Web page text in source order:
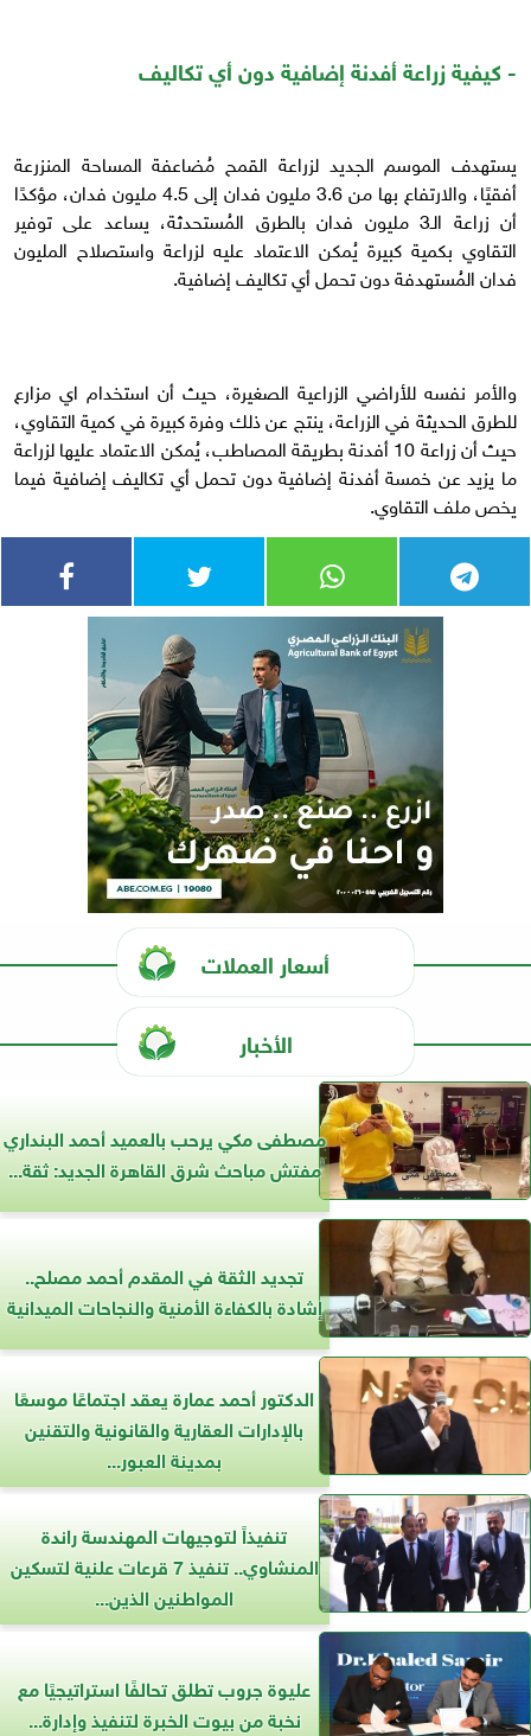
- كيفية زراعة أفدنة إضافية دون أي تكاليف
يستهدف الموسم الجديد لزراعة القمح مُضاعفة المساحة المنزرعة
أفقيًا، والارتفاع بها من 3.6 مليون فدان إلى 4.5 مليون فدان، مؤكدًا
أن زراعة الـ3 مليون فدان بالطرق المُستحدثة، يساعد على توفير
التقاوي بكمية كبيرة يُمكن الاعتماد عليه لزراعة واستصلاح المليون
فدان المُستهدفة دون تحمل أي تكاليف إضافية.
والأمر نفسه للأراضي الزراعية الصغيرة، حيث أن استخدام اي مزارع
للطرق الحديثة في الزراعة، ينتج عن ذلك وفرة كبيرة في كمية التقاوي،
حيث أن زراعة 10 أفدنة بطريقة المصاطب، يُمكن الاعتماد عليها لزراعة
ما يزيد عن خمسة أفدنة إضافية دون تحمل أي تكاليف إضافية فيما
يخص ملف التقاوي.
أسعار العملات
الأخبار
مصطفى مكي يرحب بالعميد أحمد البنداري
مفتش مباحث شرق القاهرة الجديد: ثقة...
تجديد الثقة في المقدم أحمد مصلح..
إشادة بالكفاءة الأمنية والنجاحات الميدانية
الدكتور أحمد عمارة يعقد اجتماعًا موسعًا
بالإدارات العقارية والقانونية والتقنين
بمدينة العبور...
تنفيذاً لتوجيهات المهندسة راندة
المنشاوي.. تنفيذ 7 قرعات علنية لتسكين
المواطنين الذين...
عليوة جروب تطلق تحالفًا استراتيجيًا مع
نخبة من بيوت الخبرة لتنفيذ وإدارة...